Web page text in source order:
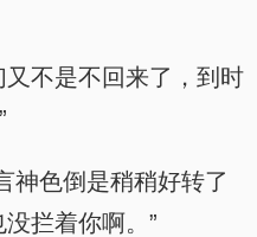
不是不回来了，到时
神色倒是稍稍好转了
拦着你啊。”